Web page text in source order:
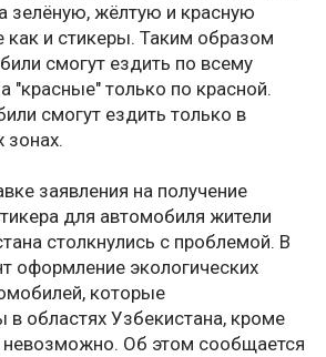
зелёную, жёлтую и красную
как и стикеры. Таким образом
смогут ездить по всему
"красные" только по красной.
смогут ездить только в
зонах.
заявления на получение
для автомобиля жители
столкнулись с проблемой. В
оформление экологических
которые
в областях Узбекистана, кроме
невозможно. Об этом сообщается